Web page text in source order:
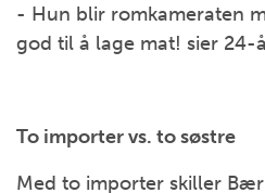
- Hun blir romkameraten
god til å lage mat! sier 24-
To importer vs. to søstre
Med to importer skiller